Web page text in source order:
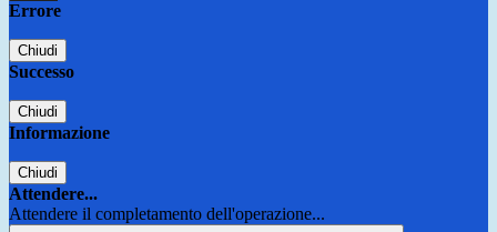
Errore
Chiudi
Successo
Chiudi
Informazione
Chiudi
Attendere...
Attendere il completamento dell'operazione...